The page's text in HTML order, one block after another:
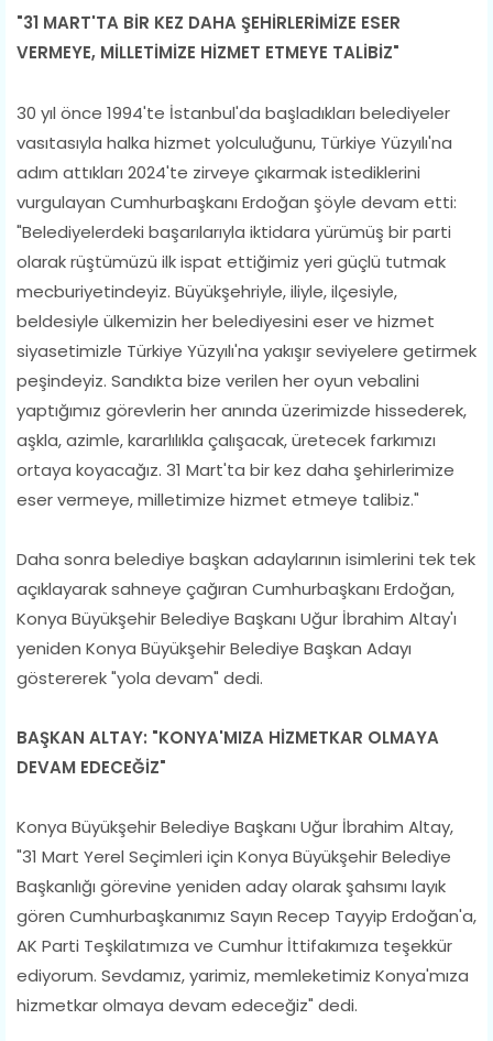
"31 MART'TA BİR KEZ DAHA ŞEHİRLERİMİZE ESER
VERMEYE, MİLLETİMİZE HİZMET ETMEYE TALİBİZ"
30 yıl önce 1994'te İstanbul'da başladıkları belediyeler
vasıtasıyla halka hizmet yolculuğunu, Türkiye Yüzyılı'na
adım attıkları 2024'te zirveye çıkarmak istediklerini
vurgulayan Cumhurbaşkanı Erdoğan şöyle devam etti:
"Belediyelerdeki başarılarıyla iktidara yürümüş bir parti
olarak rüştümüzü ilk ispat ettiğimiz yeri güçlü tutmak
mecburiyetindeyiz. Büyükşehriyle, iliyle, ilçesiyle,
beldesiyle ülkemizin her belediyesini eser ve hizmet
siyasetimizle Türkiye Yüzyılı'na yakışır seviyelere getirmek
peşindeyiz. Sandıkta bize verilen her oyun vebalini
yaptığımız görevlerin her anında üzerimizde hissederek,
aşkla, azimle, kararlılıkla çalışacak, üretecek farkımızı
ortaya koyacağız. 31 Mart'ta bir kez daha şehirlerimize
eser vermeye, milletimize hizmet etmeye talibiz."
Daha sonra belediye başkan adaylarının isimlerini tek tek
açıklayarak sahneye çağıran Cumhurbaşkanı Erdoğan,
Konya Büyükşehir Belediye Başkanı Uğur İbrahim Altay'ı
yeniden Konya Büyükşehir Belediye Başkan Adayı
göstererek "yola devam" dedi.
BAŞKAN ALTAY: "KONYA'MIZA HİZMETKAR OLMAYA
DEVAM EDECEĞİZ"
Konya Büyükşehir Belediye Başkanı Uğur İbrahim Altay,
"31 Mart Yerel Seçimleri için Konya Büyükşehir Belediye
Başkanlığı görevine yeniden aday olarak şahsımı layık
gören Cumhurbaşkanımız Sayın Recep Tayyip Erdoğan'a,
AK Parti Teşkilatımıza ve Cumhur İttifakımıza teşekkür
ediyorum. Sevdamız, yarimiz, memleketimiz Konya'mıza
hizmetkar olmaya devam edeceğiz" dedi.